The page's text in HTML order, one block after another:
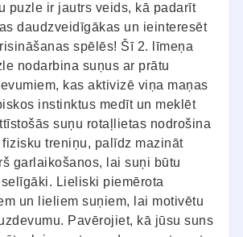
puzle ir jautrs veids, kā padarīt
daudzveidīgākas un ieinteresēt
spēlēs! Šī 2. līmeņa
nodarbina suņus ar prātu
kas aktivizē viņa maņas
instinktus medīt un meklēt
suņu rotaļlietas nodrošina
treniņu, palīdz mazināt
garlaikošanos, lai suņi būtu
Lieliski piemērota
un lieliem suņiem, lai motivētu
Pavērojiet, kā jūsu suns